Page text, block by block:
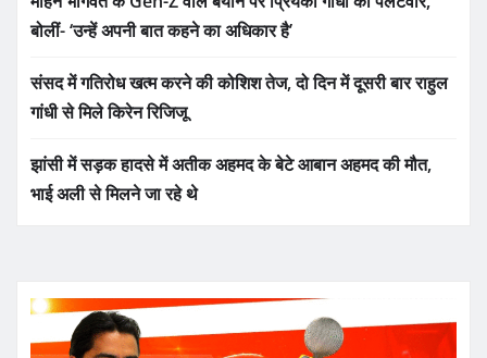
बोलीं- ‘उन्हें अपनी बात कहने का अधिकार है’
संसद में गतिरोध खत्म करने की कोशिश तेज, दो दिन में दूसरी बार राहुल
गांधी से मिले किरेन रिजिजू
झांसी में सड़क हादसे में अतीक अहमद के बेटे आबान अहमद की मौत,
भाई अली से मिलने जा रहे थे